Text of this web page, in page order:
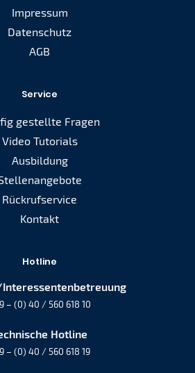
Impressum
Datenschutz
AGB
Service
gestellte Fragen
Video Tutorials
Ausbildung
Rückrufservice
Kontakt
Hotline
– (0) 40 / 560 618 10
Hotline
– (0) 40 / 560 618 19